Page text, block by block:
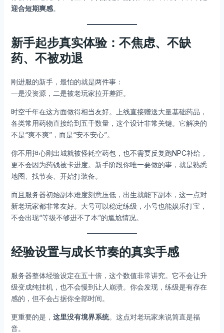
迎合短期爽感。
新手起步真实体验：不焦虑、不缺
药、不被劝退
刚进服的新手，最怕的就是两件事：
一是没资源，二是被老玩家拉开差距。
时空千年在这方面做得相当友好。上线直接赠送大量基础药品，
各类常用药物直接给到五千数量，这个设计非常关键。它解决的
不是“爽不爽”，而是“安不安心”。
你不用担心刚出城就被怪耗空药包，也不需要反复跑NPC补给，
更不会因为药钱被卡进度。新手阶段你唯一要做的事，就是熟悉
地图、找节奏、开始打装备。
而且服务器初始副本难度刻意压低，出生就能下副本，这一点对
新老玩家都非常友好。大号可以稳定练级，小号也能娱乐打宝，
不会出现“等级不够进不了本”的尴尬情况。
经验设置与成长节奏的真实手感
服务器整体经验设定在五十倍，这个数值非常讲究。它不会让升
级变成纯挂机，也不会慢到让人崩溃。你会发现，练级是有存在
感的，但不会占据你全部时间。
更重要的是， 这里没有境界系统。这点对老玩家来说简直是福
音。